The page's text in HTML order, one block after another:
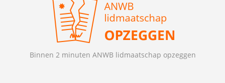
Binnen 2 minuten ANWB lidmaatschap opzeggen